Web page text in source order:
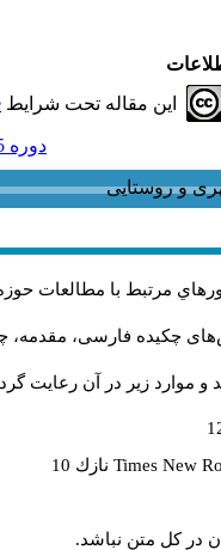
این مقاله تحت شرایط
دوره 15، شماره 45 و ضميمه - ( ضمضمه لاتين 1395 )
مرتبط با مطالعات
چکیده فارسی، مقدمه،
و موارد زير در آن رعايت
Times New نازك 10
در كل متن نباشد.